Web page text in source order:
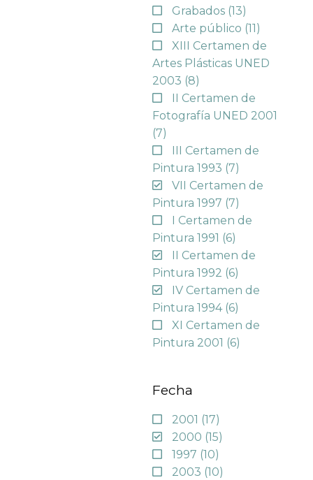
Grabados (13)
Arte público (11)
XIII Certamen de
Artes Plásticas UNED
2003 (8)
II Certamen de
Fotografía UNED 2001
(7)
III Certamen de
Pintura 1993 (7)
VII Certamen de
Pintura 1997 (7)
I Certamen de
Pintura 1991 (6)
II Certamen de
Pintura 1992 (6)
IV Certamen de
Pintura 1994 (6)
XI Certamen de
Pintura 2001 (6)
Fecha
2001 (17)
2000 (15)
1997 (10)
2003 (10)